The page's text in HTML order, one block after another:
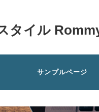
タイル
サンプルページ